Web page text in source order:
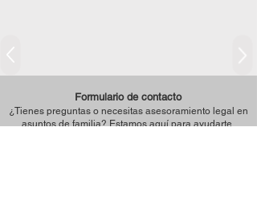
Formulario de contacto
¿Tienes preguntas o necesitas asesoramiento legal en
asuntos de familia? Estamos aquí para ayudarte.